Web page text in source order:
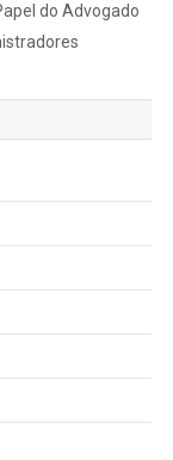
do Advogado